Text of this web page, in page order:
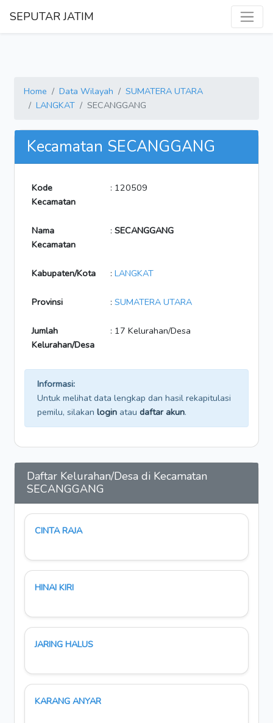
SEPUTAR JATIM
Home Data Wilayah
SUMATERA UTARA
LANGKAT
SECANGGANG
Kecamatan SECANGGANG
Kode
Kecamatan
: 120509
Nama
Kecamatan
: SECANGGANG
Kabupaten/Kota : LANGKAT
Provinsi : SUMATERA UTARA
Jumlah
Kelurahan/Desa
: 17 Kelurahan/Desa
Informasi:
Untuk melihat data lengkap dan hasil rekapitulasi
pemilu, silakan login atau daftar akun.
Daftar Kelurahan/Desa di Kecamatan
SECANGGANG
CINTA RAJA
HINAI KIRI
JARING HALUS
KARANG ANYAR